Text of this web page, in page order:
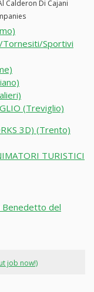
Calderon Di Cajani
Tornesiti/Sportivi
(Treviglio)
3D) (Trento)
TURISTICI
Benedetto del
job now!)